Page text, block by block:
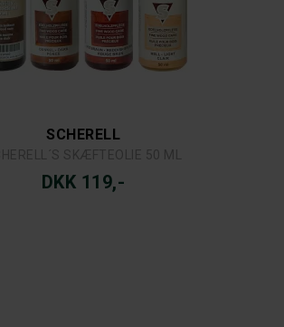
SCHERELL
DKK 119,-